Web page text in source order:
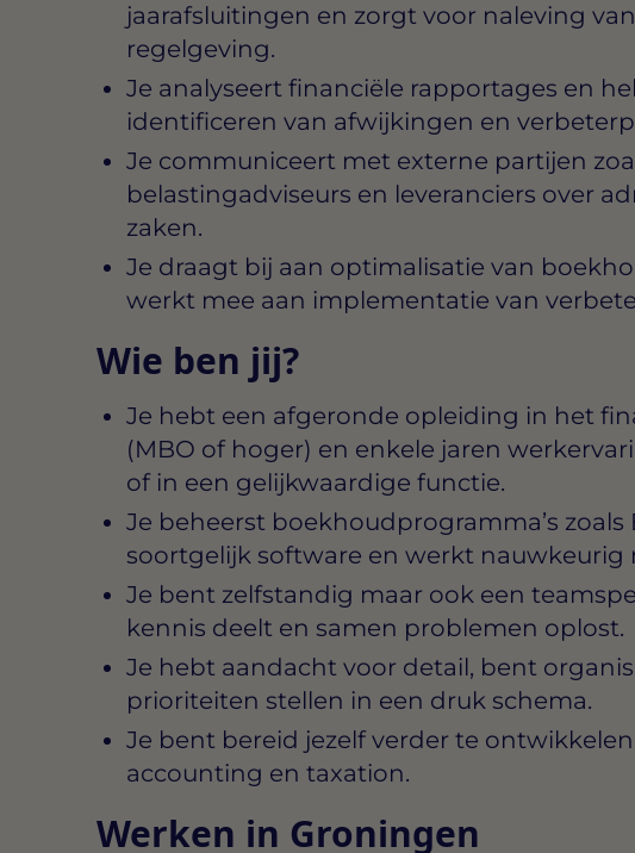
jaarafsluitingen en zorgt voor naleving
regelgeving.
Je analyseert financiële rapportages en
identificeren van afwijkingen en
Je communiceert met externe partijen
belastingadviseurs en leveranciers over
zaken.
Je draagt bij aan optimalisatie van
werkt mee aan implementatie van
Wie ben jij?
Je hebt een afgeronde opleiding in het
(MBO of hoger) en enkele jaren
of in een gelijkwaardige functie.
Je beheerst boekhoudprogramma’s zoals
soortgelijk software en werkt nauwkeurig
Je bent zelfstandig maar ook een
kennis deelt en samen problemen oplost.
Je hebt aandacht voor detail, bent
prioriteiten stellen in een druk schema.
Je bent bereid jezelf verder te
accounting en taxation.
Werken in Groningen